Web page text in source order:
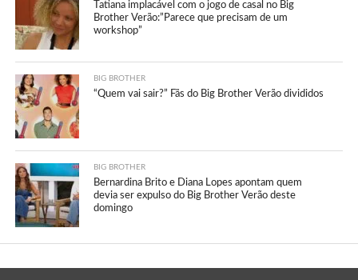
Tatiana implacável com o jogo de casal no Big
Brother Verão:”Parece que precisam de um
workshop”
BIG BROTHER
“Quem vai sair?” Fãs do Big Brother Verão divididos
BIG BROTHER
Bernardina Brito e Diana Lopes apontam quem
devia ser expulso do Big Brother Verão deste
domingo